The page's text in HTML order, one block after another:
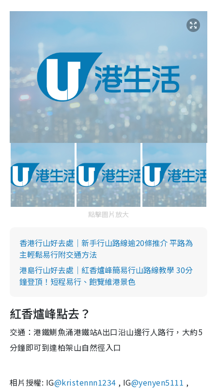
點擊圖片放大
香港行山好去處｜新手行山路線逾20條推介 平路為
主輕鬆易行附交通方法
港島行山好去處｜紅香爐峰簡易行山路線教學 30分
鐘登頂！短程易行、飽覽維港景色
紅香爐峰點去？
交通：港鐵鰂魚涌港鐵站A出口沿山邊行人路行，大約5
分鐘即可到達柏架山自然徑入口
相片授權: IG@kristennn1234 , IG@yenyen5111 ,